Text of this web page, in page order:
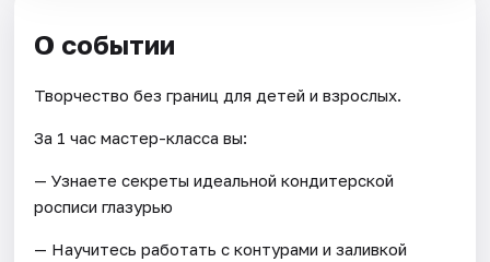
О событии
Творчество без границ для детей и взрослых.
За 1 час мастер-класса вы:
— Узнаете секреты идеальной кондитерской
росписи глазурью
— Научитесь работать с контурами и заливкой